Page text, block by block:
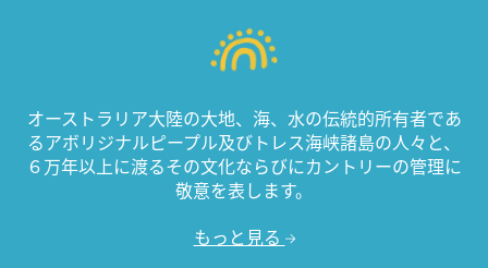
オーストラリア大陸の大地、海、水の伝統的所有者であ
るアボリジナルピープル及びトレス海峡諸島の人々と、
６万年以上に渡るその文化ならびにカントリーの管理に
敬意を表します。
もっと見る